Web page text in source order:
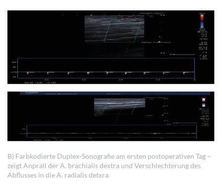
B) Farbkodierte Duplex-Sonografie am ersten postoperativen Tag –
zeigt Anprall der A. brachialis dextra und Verschlechterung des
Abflusses in die A. radialis detxra